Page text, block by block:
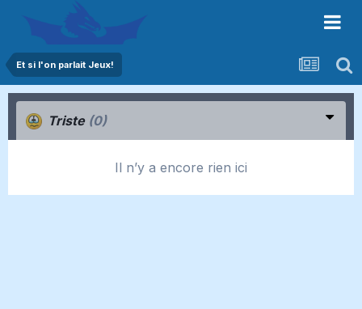
Et si l'on parlait Jeux!
Triste (0)
Il n’y a encore rien ici